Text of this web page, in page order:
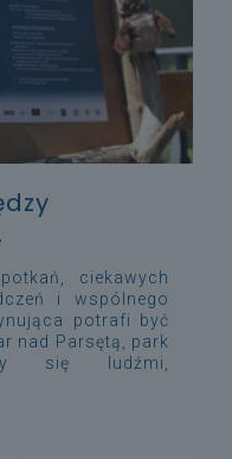
ciekawych
i wspólnego
potrafi być
nad Parsętą, park
się ludźmi,